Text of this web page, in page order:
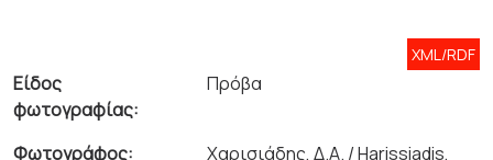
XML/RDF
Είδος
φωτογραφίας:
Πρόβα
Φωτογράφος:
Χαρισιάδης, Δ.Α. / Harissiadis,